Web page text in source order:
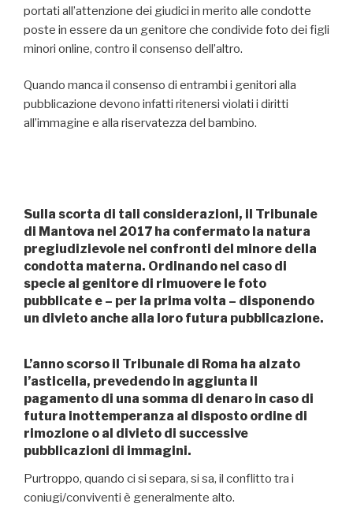
portati all’attenzione dei giudici in merito alle condotte
poste in essere da un genitore che condivide foto dei figli
minori online, contro il consenso dell’altro.
Quando manca il consenso di entrambi i genitori alla
pubblicazione devono infatti ritenersi violati i diritti
all’immagine e alla riservatezza del bambino.
Sulla scorta di tali considerazioni, il Tribunale
di Mantova nel 2017 ha confermato la natura
pregiudizievole nei confronti del minore della
condotta materna. Ordinando nel caso di
specie al genitore di rimuovere le foto
pubblicate e – per la prima volta – disponendo
un divieto anche alla loro futura pubblicazione.
L’anno scorso il Tribunale di Roma ha alzato
l’asticella, prevedendo in aggiunta il
pagamento di una somma di denaro in caso di
futura inottemperanza al disposto ordine di
rimozione o al divieto di successive
pubblicazioni di immagini.
Purtroppo, quando ci si separa, si sa, il conflitto tra i
coniugi/conviventi è generalmente alto.